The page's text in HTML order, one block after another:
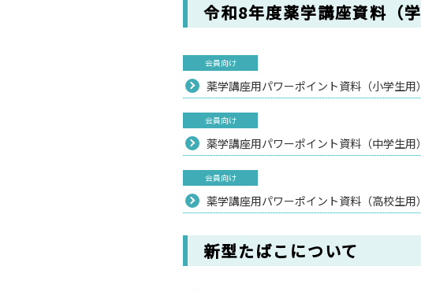
令和8年度薬学講座資料（学
会員向け
薬学講座用パワーポイント資料（小学生
会員向け
薬学講座用パワーポイント資料（中学生
会員向け
薬学講座用パワーポイント資料（高校生
新型たばこについて